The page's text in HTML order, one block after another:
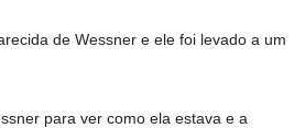
de Wessner e ele foi levado a um
para ver como ela estava e a